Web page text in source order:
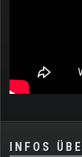
.
INFOS